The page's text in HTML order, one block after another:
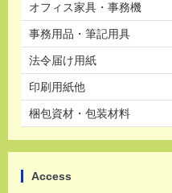
オフィス家具・事務機
事務用品・筆記用具
法令届け用紙
印刷用紙他
梱包資材・包装材料
Access